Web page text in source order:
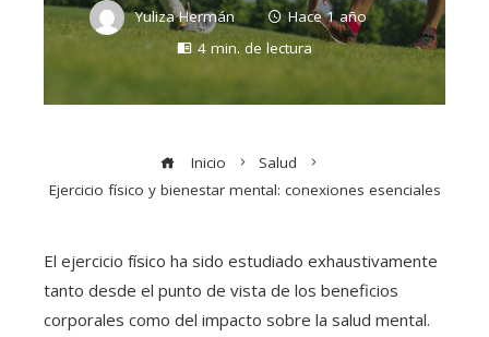
Yuliza Hermán
Hace 1 año
4 min. de lectura
Inicio
Salud
Ejercicio físico y bienestar mental: conexiones esenciales
El ejercicio físico ha sido estudiado exhaustivamente
tanto desde el punto de vista de los beneficios
corporales como del impacto sobre la salud mental.